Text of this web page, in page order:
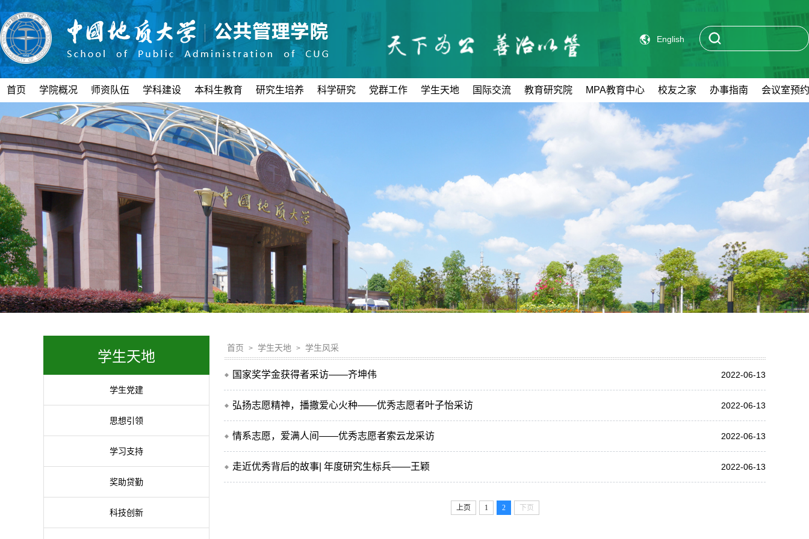
English
首页 学院概况 师资队伍 学科建设 本科生教育 研究生培养 科学研究 党群工作 学生天地 国际交流 教育研究院 MPA教育中心 校友之家 办事指南 会议室预约
学生天地
学生党建
思想引领
学习支持
奖助贷勤
科技创新
首页 > 学生天地 > 学生风采
国家奖学金获得者采访——齐坤伟 2022-06-13
弘扬志愿精神，播撒爱心火种——优秀志愿者叶子怡采访 2022-06-13
情系志愿，爱满人间——优秀志愿者索云龙采访 2022-06-13
走近优秀背后的故事| 年度研究生标兵——王颖 2022-06-13
上页 1 2 下页